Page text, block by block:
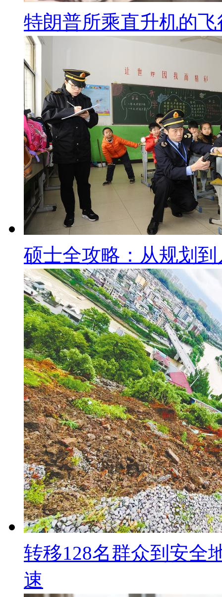
特朗普所乘直升机的
硕士全攻略：从规划
转移128名群众到安全
速